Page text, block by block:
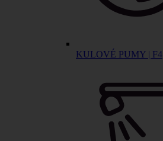
KULOVÉ PUMY | F4